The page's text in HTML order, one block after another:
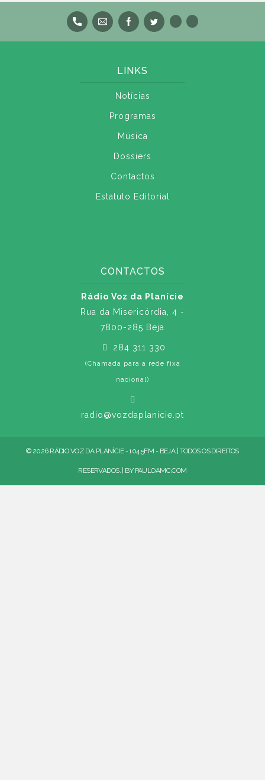
LINKS
Notícias
Programas
Música
Dossiers
Contactos
Estatuto Editorial
CONTACTOS
Rádio Voz da Planície
Rua da Misericórdia, 4 -
7800-285 Beja
284 311 330
(Chamada para a rede fixa
nacional)
radio@vozdaplanicie.pt
© 2026 RÁDIO VOZ DA PLANÍCIE - 104.5FM - BEJA | TODOS OS DIREITOS
RESERVADOS. | BY PAULOAMC.COM